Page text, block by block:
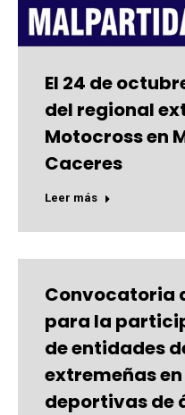
El 24 de
del regional
Motocross en
Caceres
Leer más
Convocatoria
para la
de entidades
extremeñas
deportivas de